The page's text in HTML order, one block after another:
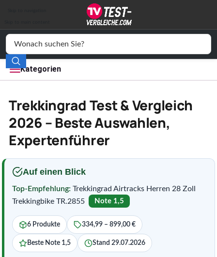
Kategorien
Elektronik
Freizeit
Wohnen
Service
Trekkingrad Test & Vergleich
2026 – Beste Auswahlen,
Expertenführer
Auf einen Blick
Top-Empfehlung: Trekkingrad Airtracks Herren 28 Zoll
Trekkingbike TR.2855
Note 1,5
6 Produkte 334,99 – 899,00 €
Beste Note 1,5 Stand 29.07.2026